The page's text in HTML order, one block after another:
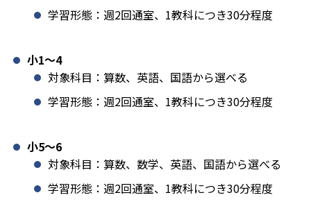
学習形態：週2回通室、1教科につき30分程度
小1️〜4
対象科目：算数、英語、国語から選べる
学習形態：週2回通室、1教科につき30分程度
小5〜6
対象科目：算数、数学、英語、国語から選べる
学習形態：週2回通室、1教科につき30分程度